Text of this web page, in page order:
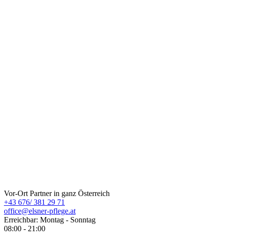
Vor-Ort Partner in ganz Österreich
+43 676/ 381 29 71
office@elsner-pflege.at
Erreichbar: Montag - Sonntag
08:00 - 21:00